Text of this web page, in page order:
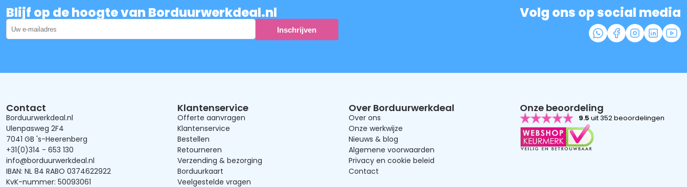
Blijf op de hoogte van Borduurwerkdeal.nl Volg ons op social media
Contact
Borduurwerkdeal.nl
Ulenpasweg 2F4
7041 GB 's-Heerenberg
+31(0)314 - 653 130
info@borduurwerkdeal.nl
IBAN: NL 84 RABO 0374622922
KvK-nummer: 50093061
Klantenservice
Offerte aanvragen
Klantenservice
Bestellen
Retourneren
Verzending & bezorging
Borduurkaart
Veelgestelde vragen
Over Borduurwerkdeal
Over ons
Onze werkwijze
Nieuws & blog
Algemene voorwaarden
Privacy en cookie beleid
Contact
Onze beoordeling
9.5 uit 352 beoordelingen